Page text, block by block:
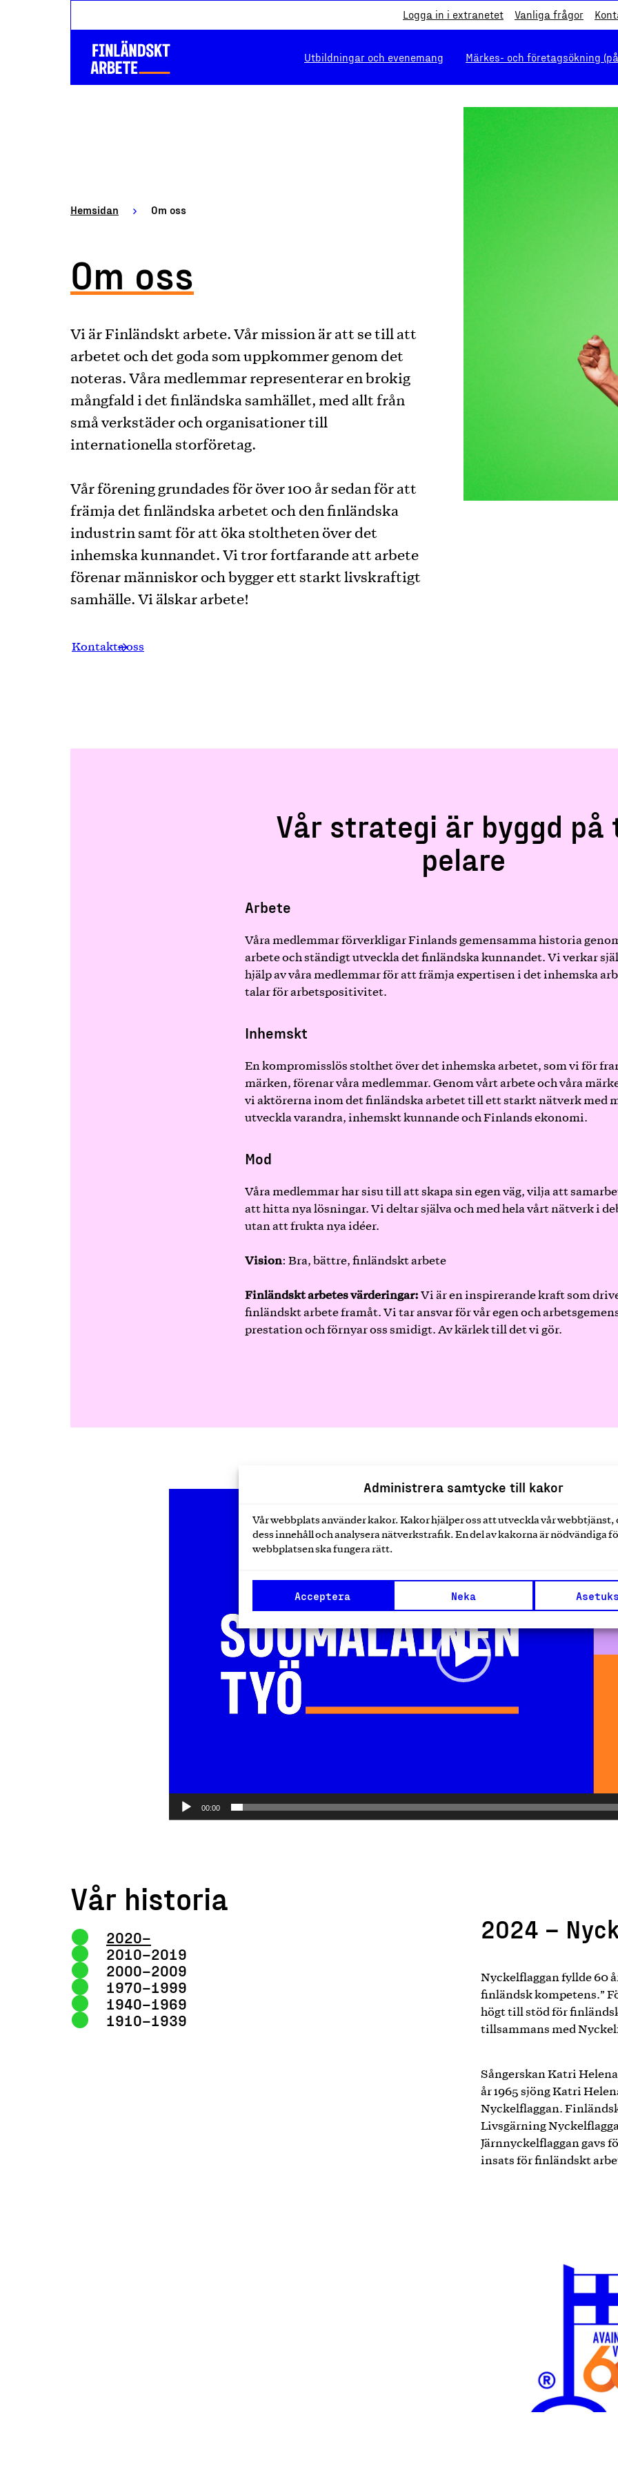
Administrera samtycke till kakor
Vår webbplats använder kakor. Kakor hjälper oss att utveckla vår
dess innehåll och analysera nätverkstrafik. En del av kakorna är nödvändiga
webbplatsen ska fungera rätt.
Acceptera Neka
Logga in i extranetet Vanliga frågor
Utbildningar och evenemang Märkes- och företagsökning
Hemsidan Om oss
Om oss
Vi är Finländskt arbete. Vår mission är att se till att
arbetet och det goda som uppkommer genom det
noteras. Våra medlemmar representerar en brokig
mångfald i det finländska samhället, med allt från
små verkstäder och organisationer till
internationella storföretag.
Vår förening grundades för över 100 år sedan för att
främja det finländska arbetet och den finländska
industrin samt för att öka stoltheten över det
inhemska kunnandet. Vi tror fortfarande att arbete
förenar människor och bygger ett starkt livskraftigt
samhälle. Vi älskar arbete!
Kontakta oss
Vår strategi är byggd på
pelare
Arbete
Våra medlemmar förverkligar Finlands gemensamma historia
arbete och ständigt utveckla det finländska kunnandet. Vi verkar
hjälp av våra medlemmar för att främja expertisen i det inhemska
talar för arbetspositivitet.
Inhemskt
En kompromisslös stolthet över det inhemska arbetet, som vi för
märken, förenar våra medlemmar. Genom vårt arbete och våra
vi aktörerna inom det finländska arbetet till ett starkt nätverk med
utveckla varandra, inhemskt kunnande och Finlands ekonomi.
Mod
Våra medlemmar har sisu till att skapa sin egen väg, vilja att
att hitta nya lösningar. Vi deltar själva och med hela vårt nätverk i
utan att frukta nya idéer.
Vision: Bra, bättre, finländskt arbete
Finländskt arbetes värderingar: Vi är en inspirerande kraft som
finländskt arbete framåt. Vi tar ansvar för vår egen och
prestation och förnyar oss smidigt. Av kärlek till det vi gör.
00:00
Vår historia
2020–
2010–2019
2000–2009
1970–1999
1940–1969
1910–1939
2024 –
Nyckelflaggan fyllde 60
finländsk kompetens.”
högt till stöd för
tillsammans med
Sångerskan Katri
år 1965 sjöng Katri
Nyckelflaggan.
Livsgärning
Järnnyckelflaggan gavs
insats för finländskt